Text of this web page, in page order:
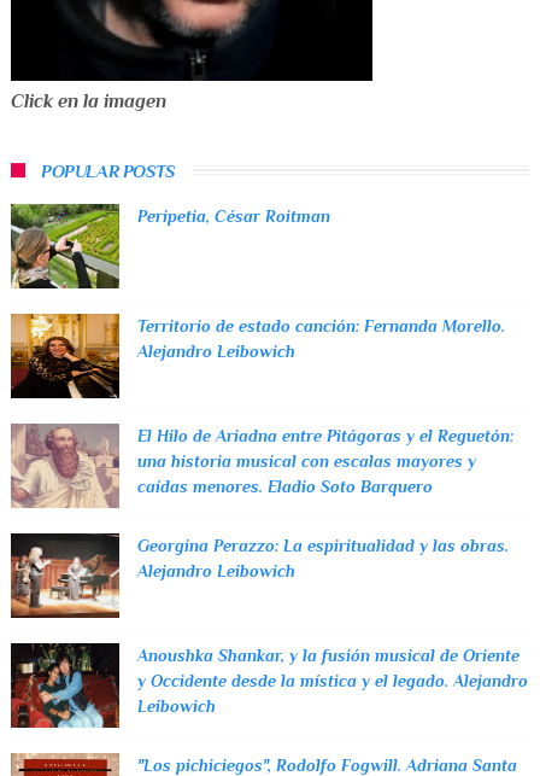
Click en la imagen
POPULAR POSTS
Peripetia, César Roitman
Territorio de estado canción: Fernanda Morello.
Alejandro Leibowich
El Hilo de Ariadna entre Pitágoras y el Reguetón:
una historia musical con escalas mayores y
caídas menores. Eladio Soto Barquero
Georgina Perazzo: La espiritualidad y las obras.
Alejandro Leibowich
Anoushka Shankar, y la fusión musical de Oriente
y Occidente desde la mística y el legado. Alejandro
Leibowich
"Los pichiciegos", Rodolfo Fogwill. Adriana Santa